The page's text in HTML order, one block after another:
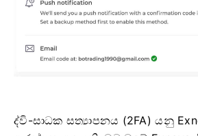
ද්වි-සාධක සත්‍යාපනය (2FA) යනු